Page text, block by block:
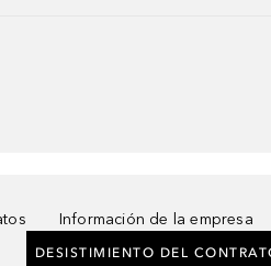
Información de la empresa
DESISTIMIENTO DEL